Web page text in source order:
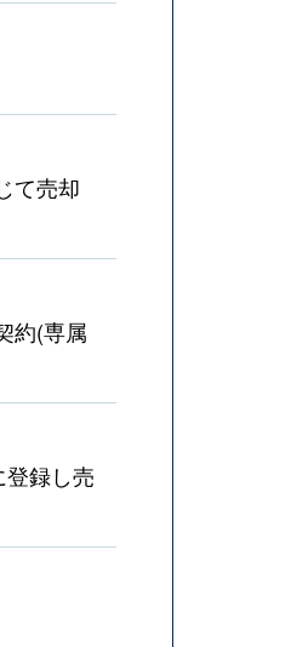
て売却
約(専属
録し売